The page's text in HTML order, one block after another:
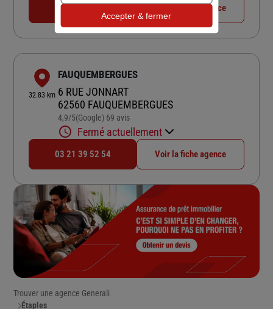
03 21 33 87 22 Voir la fiche agence
32.83 km
FAUQUEMBERGUES
6 RUE JONNART
62560 FAUQUEMBERGUES
4,9/5Note de 4.9 sur 5
(Google) 69 avis
Fermé actuellement
03 21 39 52 54 Voir la fiche agence
Trouver une agence Generali
Étaples
Accepter & fermer